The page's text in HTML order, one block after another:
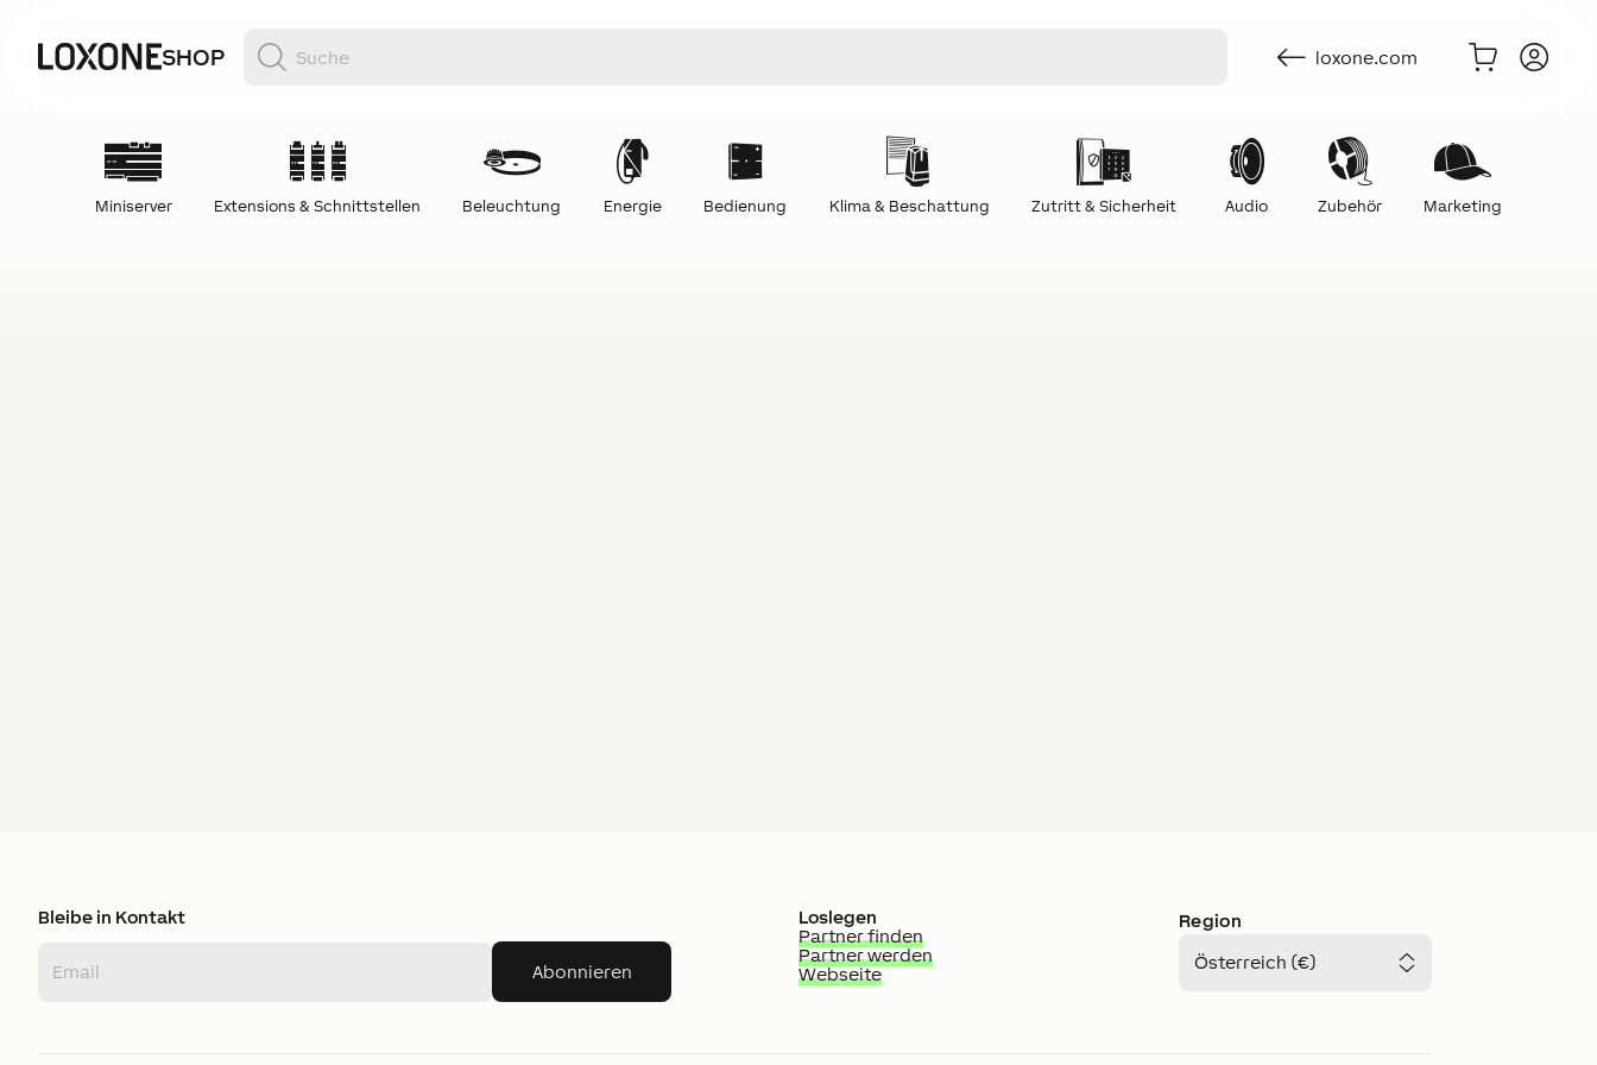
SHOP loxone.com
Miniserver Extensions & Schnittstellen Beleuchtung Energie Bedienung Klima & Beschattung Zutritt & Sicherheit Audio Zubehör Marketing
Bleibe in Kontakt
Abonnieren
Loslegen
Partner finden
Partner werden
Webseite
Region
Österreich (€)